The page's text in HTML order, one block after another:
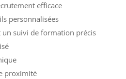
efficace
personnalisées
un suivi de formation précis
proximité